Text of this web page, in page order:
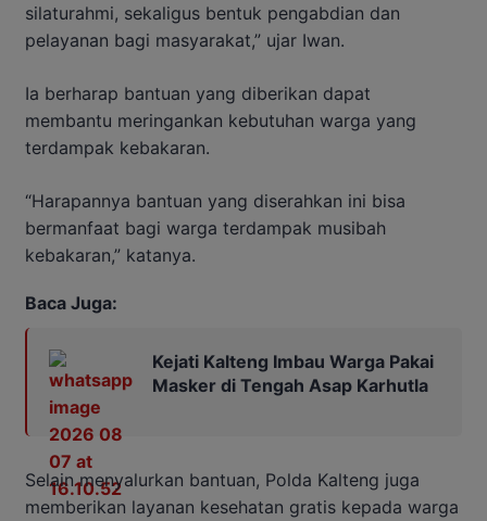
silaturahmi, sekaligus bentuk pengabdian dan
pelayanan bagi masyarakat,” ujar Iwan.
Ia berharap bantuan yang diberikan dapat
membantu meringankan kebutuhan warga yang
terdampak kebakaran.
“Harapannya bantuan yang diserahkan ini bisa
bermanfaat bagi warga terdampak musibah
kebakaran,” katanya.
Baca Juga:
Kejati Kalteng Imbau Warga Pakai
Masker di Tengah Asap Karhutla
Selain menyalurkan bantuan, Polda Kalteng juga
memberikan layanan kesehatan gratis kepada warga